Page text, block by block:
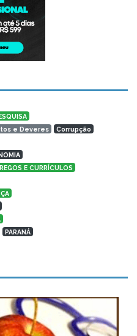
e Deveres
Corrupção
E CURRÍCULOS
PARANÁ